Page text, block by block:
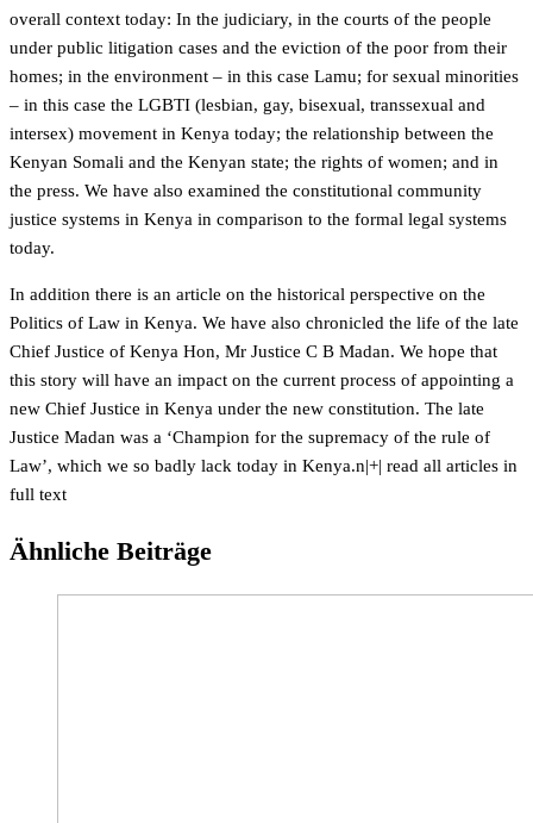
overall context today: In the judiciary, in the courts of the people
under public litigation cases and the eviction of the poor from their
homes; in the environment – in this case Lamu; for sexual minorities
– in this case the LGBTI (lesbian, gay, bisexual, transsexual and
intersex) movement in Kenya today; the relationship between the
Kenyan Somali and the Kenyan state; the rights of women; and in
the press. We have also examined the constitutional community
justice systems in Kenya in comparison to the formal legal systems
today.
In addition there is an article on the historical perspective on the
Politics of Law in Kenya. We have also chronicled the life of the late
Chief Justice of Kenya Hon, Mr Justice C B Madan. We hope that
this story will have an impact on the current process of appointing a
new Chief Justice in Kenya under the new constitution. The late
Justice Madan was a ‘Champion for the supremacy of the rule of
Law’, which we so badly lack today in Kenya.n|+| read all articles in
full text
Ähnliche Beiträge